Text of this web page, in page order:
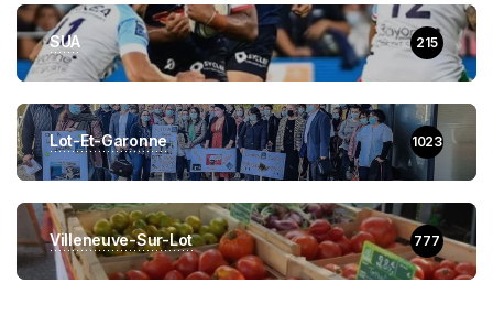
SUA 215
Lot-Et-Garonne 1023
Villeneuve-Sur-Lot 777